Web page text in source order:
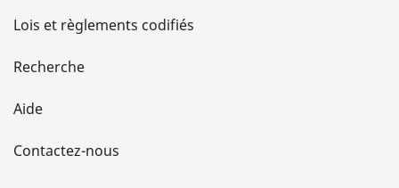
d
e
l
Lois et règlements codifiés
Recherche
Aide
Contactez-nous